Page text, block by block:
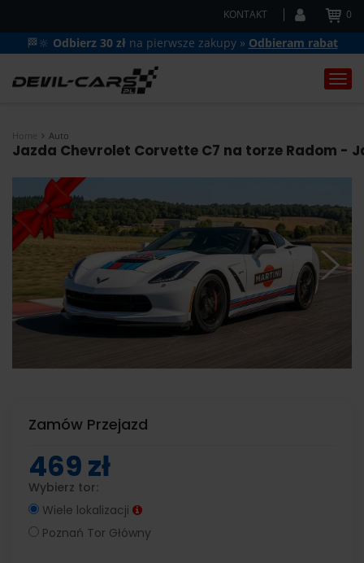
KONTAKT 0
🏁🔆 Odbierz 30 zł na pierwsze zakupy » Odbieram rabat
Home Auto
Jazda Chevrolet Corvette C7 na torze Radom -
Zamów Przejazd
469 zł
Wybierz tor:
Wiele lokalizacji
Poznań Tor Główny